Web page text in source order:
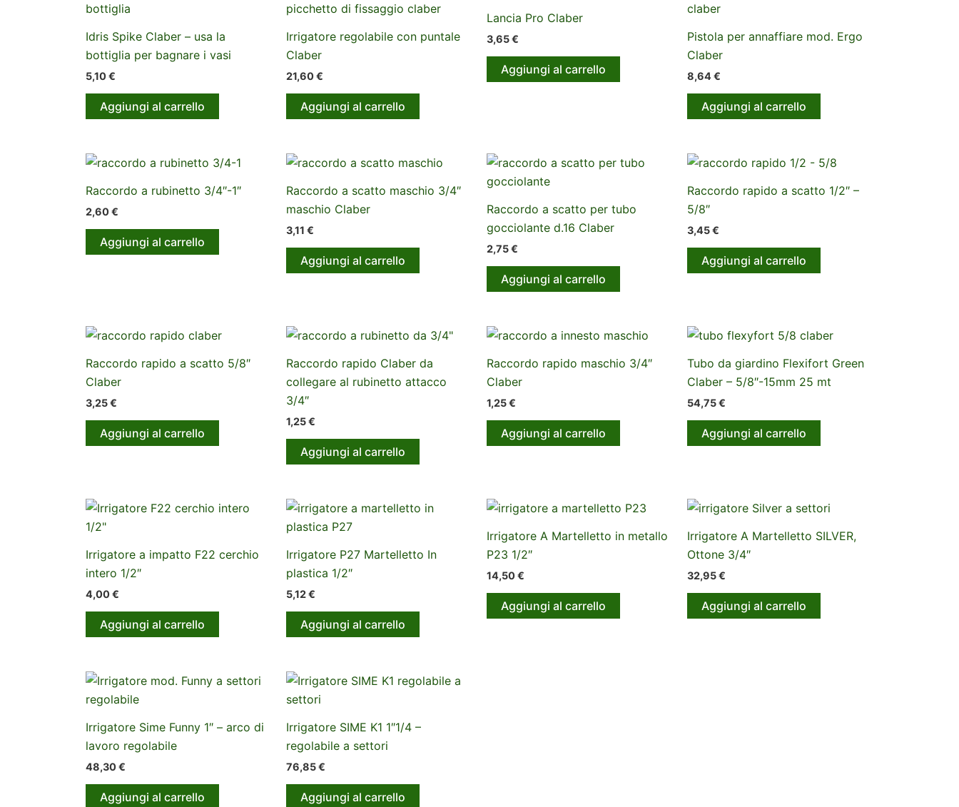
Idris Spike Claber – usa la
bottiglia per bagnare i vasi
5,10€
Aggiungi al carrello
Irrigatore regolabile con puntale
Claber
21,60€
Aggiungi al carrello
Lancia Pro Claber
3,65€
Aggiungi al carrello
Pistola per annaffiare mod. Ergo
Claber
8,64€
Aggiungi al carrello
Raccordo a rubinetto 3/4″-1″
2,60€
Aggiungi al carrello
Raccordo a scatto maschio 3/4″
maschio Claber
3,11 €
Aggiungi al carrello
Raccordo a scatto per tubo
gocciolante d.16 Claber
2,75€
Aggiungi al carrello
Raccordo rapido a scatto 1/2″ –
5/8″
3,45€
Aggiungi al carrello
Raccordo rapido a scatto 5/8″
Claber
3,25€
Aggiungi al carrello
Raccordo rapido Claber da
collegare al rubinetto attacco
3/4″
1,25€
Aggiungi al carrello
Raccordo rapido maschio 3/4″
Claber
1,25€
Aggiungi al carrello
Tubo da giardino Flexifort Green
Claber – 5/8″-15mm 25 mt
54,75€
Aggiungi al carrello
Irrigatore a impatto F22 cerchio
intero 1/2″
4,00€
Aggiungi al carrello
Irrigatore P27 Martelletto In
plastica 1/2″
5,12€
Aggiungi al carrello
Irrigatore A Martelletto in metallo
P23 1/2″
14,50€
Aggiungi al carrello
Irrigatore A Martelletto SILVER,
Ottone 3/4″
32,95€
Aggiungi al carrello
Irrigatore Sime Funny 1″ – arco di
lavoro regolabile
48,30€
Aggiungi al carrello
Irrigatore SIME K1 1″1/4 –
regolabile a settori
76,85€
Aggiungi al carrello